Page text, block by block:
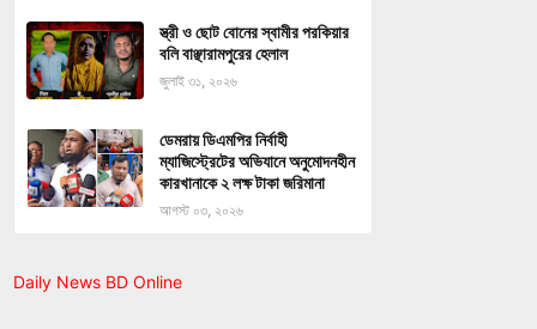
স্ত্রী ও ছোট বোনের স্বামীর পরকিয়ার
বলি বাঞ্ছারামপুরের হেলাল
জুলাই ৩১, ২০২৬
ডেমরায় ডিএমপির নির্বাহী
ম্যাজিস্ট্রেটের অভিযানে অনুমোদনহীন
কারখানাকে ২ লক্ষ টাকা জরিমানা
আগস্ট ০৩, ২০২৬
Daily News BD Online